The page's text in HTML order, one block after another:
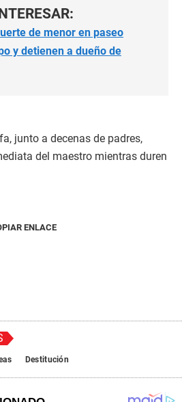
de menor en paseo
y detienen a dueño de
junto a decenas de padres,
del maestro mientras duren
ENLACE
Destitución